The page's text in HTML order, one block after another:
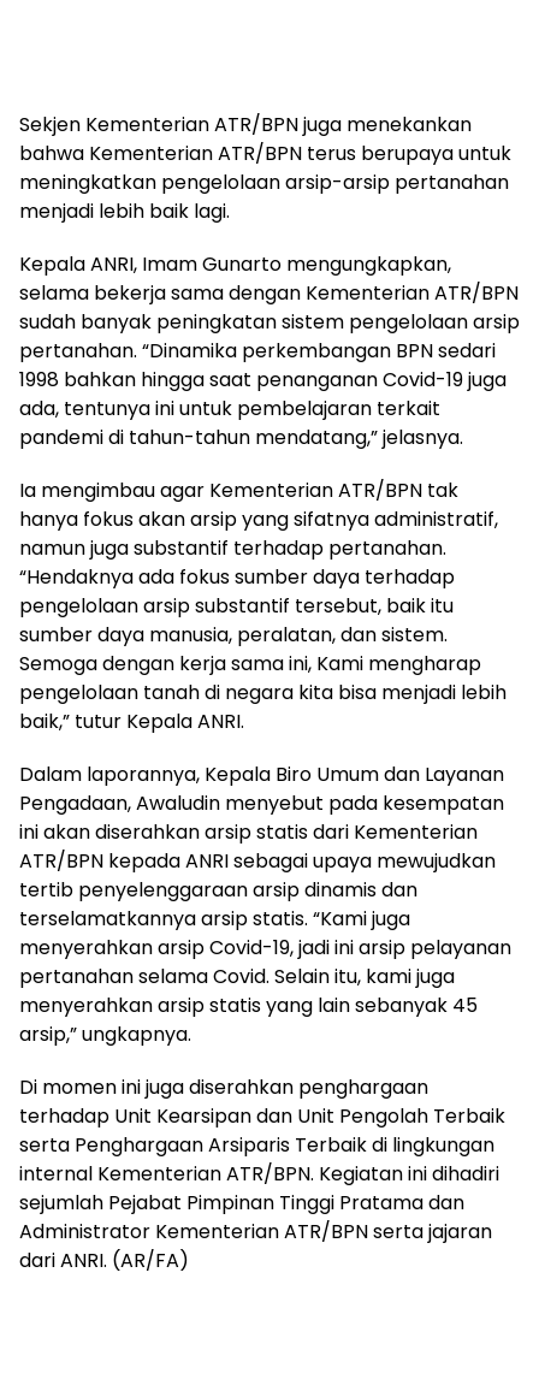
Sekjen Kementerian ATR/BPN juga menekankan
bahwa Kementerian ATR/BPN terus berupaya untuk
meningkatkan pengelolaan arsip-arsip pertanahan
menjadi lebih baik lagi.
Kepala ANRI, Imam Gunarto mengungkapkan,
selama bekerja sama dengan Kementerian ATR/BPN
sudah banyak peningkatan sistem pengelolaan arsip
pertanahan. “Dinamika perkembangan BPN sedari
1998 bahkan hingga saat penanganan Covid-19 juga
ada, tentunya ini untuk pembelajaran terkait
pandemi di tahun-tahun mendatang,” jelasnya.
Ia mengimbau agar Kementerian ATR/BPN tak
hanya fokus akan arsip yang sifatnya administratif,
namun juga substantif terhadap pertanahan.
“Hendaknya ada fokus sumber daya terhadap
pengelolaan arsip substantif tersebut, baik itu
sumber daya manusia, peralatan, dan sistem.
Semoga dengan kerja sama ini, Kami mengharap
pengelolaan tanah di negara kita bisa menjadi lebih
baik,” tutur Kepala ANRI.
Dalam laporannya, Kepala Biro Umum dan Layanan
Pengadaan, Awaludin menyebut pada kesempatan
ini akan diserahkan arsip statis dari Kementerian
ATR/BPN kepada ANRI sebagai upaya mewujudkan
tertib penyelenggaraan arsip dinamis dan
terselamatkannya arsip statis. “Kami juga
menyerahkan arsip Covid-19, jadi ini arsip pelayanan
pertanahan selama Covid. Selain itu, kami juga
menyerahkan arsip statis yang lain sebanyak 45
arsip,” ungkapnya.
Di momen ini juga diserahkan penghargaan
terhadap Unit Kearsipan dan Unit Pengolah Terbaik
serta Penghargaan Arsiparis Terbaik di lingkungan
internal Kementerian ATR/BPN. Kegiatan ini dihadiri
sejumlah Pejabat Pimpinan Tinggi Pratama dan
Administrator Kementerian ATR/BPN serta jajaran
dari ANRI. (AR/FA)